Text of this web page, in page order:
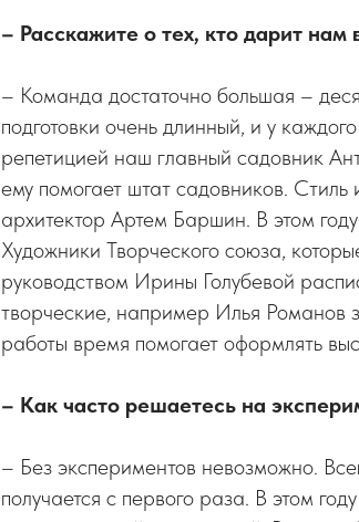
– Расскажите о тех, кто дарит нам
– Команда достаточно большая –
подготовки очень длинный, и у
репетицией наш главный садовник
ему помогает штат садовников.
архитектор Артем Баршин. В этом
Художники Творческого союза,
руководством Ирины Голубевой
творческие, например Илья Романов
работы время помогает оформлять
– Как часто решаетесь на
– Без экспериментов невозможно.
получается с первого раза. В этом